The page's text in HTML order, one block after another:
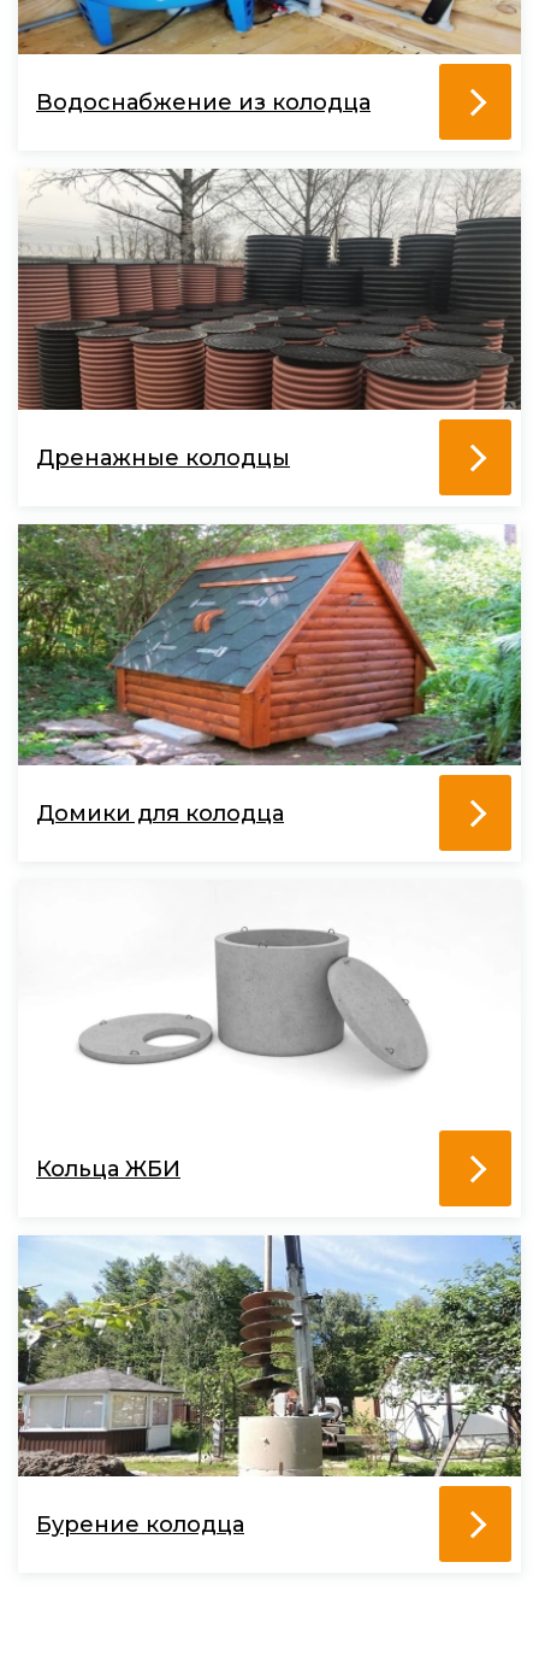
Водоснабжение из колодца
Дренажные колодцы
Домики для колодца
Кольца ЖБИ
Бурение колодца